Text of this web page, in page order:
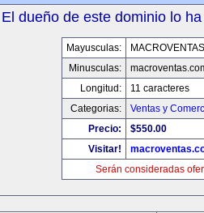
El dueño de este dominio lo
Mayusculas:
Minusculas:
Longitud:
11 caracteres
Categorias:
Ventas y
Precio:
$550.00
Visitar!
Serán consideradas